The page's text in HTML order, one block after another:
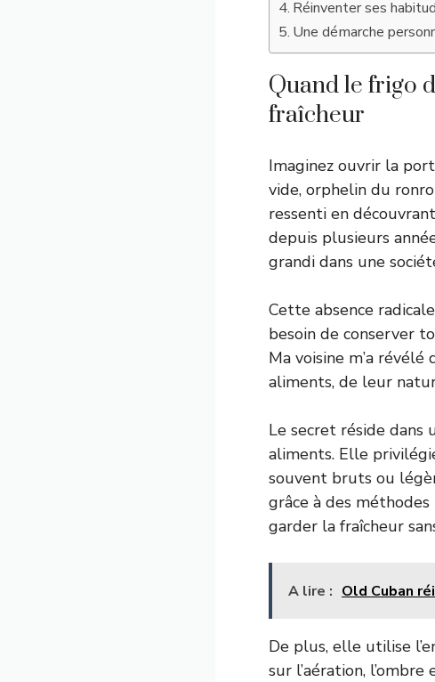
Réinventer ses
Une démarche
Quand le frigo
fraîcheur
Imaginez ouvrir la
vide, orphelin du
ressenti en
depuis plusieurs
grandi dans une
Cette absence
besoin de conserver
Ma voisine m’a
aliments, de leur
Le secret réside dans
aliments. Elle
souvent bruts ou
grâce à des
garder la fraîcheur
A lire : Old Cuban
De plus, elle utilise
sur l’aération,